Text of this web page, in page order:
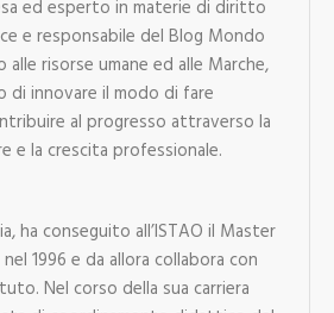
ed esperto in materie di diritto
e responsabile del Blog Mondo
alle risorse umane ed alle Marche,
di innovare il modo di fare
al progresso attraverso la
e la crescita professionale.
ha conseguito all’ISTAO il Master
1996 e da allora collabora con
Nel corso della sua carriera